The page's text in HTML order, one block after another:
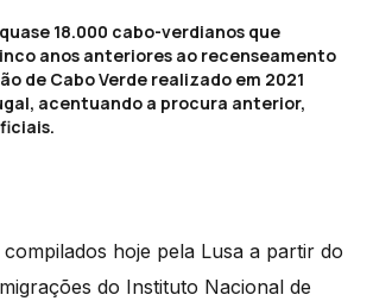
18.000 cabo-verdianos que
anos anteriores ao recenseamento
de Cabo Verde realizado em 2021
acentuando a procura anterior,
hoje pela Lusa a partir do
do Instituto Nacional de